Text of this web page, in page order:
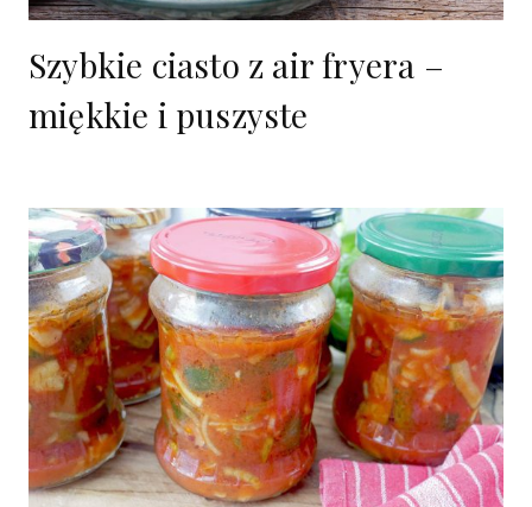
Szybkie ciasto z air fryera –
miękkie i puszyste